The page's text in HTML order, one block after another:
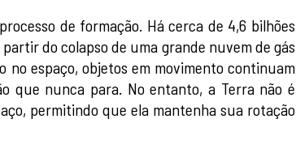
de formação. Há cerca de 4,6 bilhões
do colapso de uma grande nuvem de gás
no espaço, objetos em movimento continuam
que nunca para. No entanto, a Terra não é
permitindo que ela mantenha sua rotação